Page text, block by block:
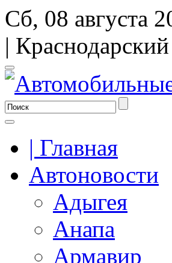
Сб, 08 августа
|
| Главная
Автоновости
Адыгея
Анапа
Армавир